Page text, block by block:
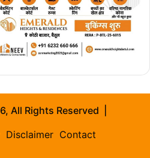
All Rights Reserved |
Disclaimer Contact